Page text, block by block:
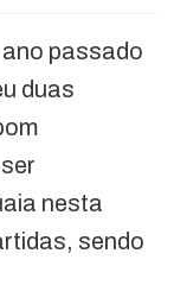
passado
duas
nesta
sendo